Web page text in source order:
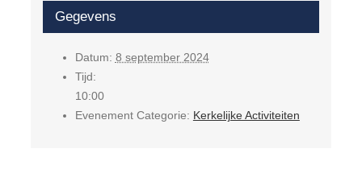
Gegevens
Datum: 8 september 2024
Tijd:
10:00
Evenement Categorie: Kerkelijke Activiteiten